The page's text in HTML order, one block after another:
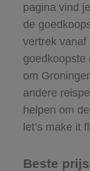
pagina vind
de
vertrek vanaf
goedkoopste
om
andere
helpen om
let’s make it
Beste